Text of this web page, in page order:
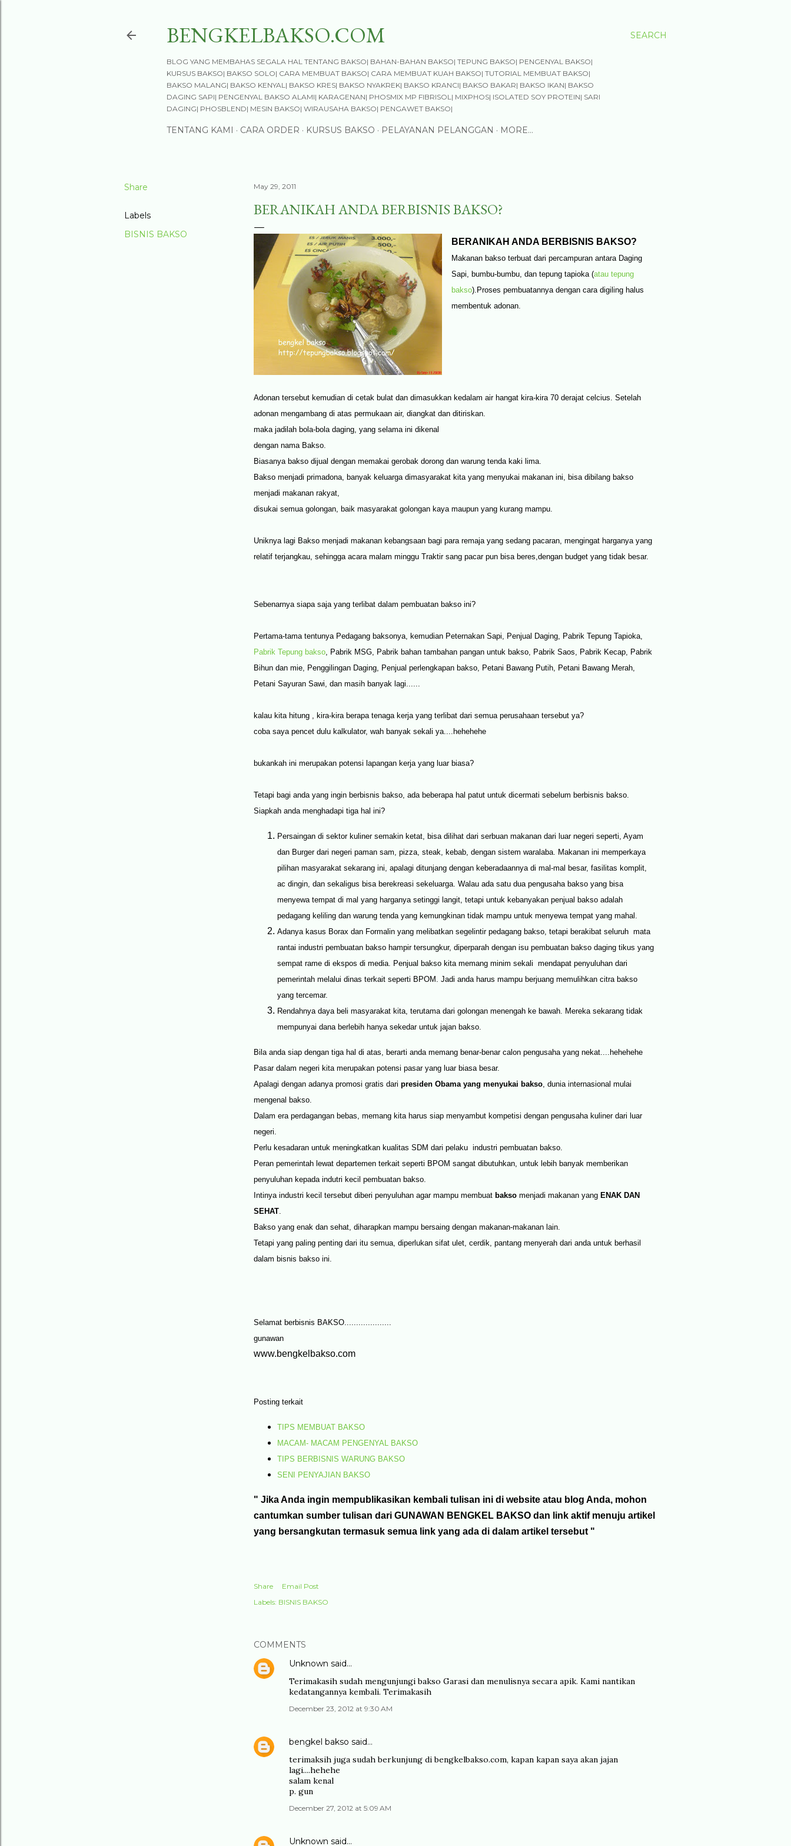
SEARCH
BENGKELBAKSO.COM
BLOG YANG MEMBAHAS SEGALA HAL TENTANG BAKSO| BAHAN-BAHAN BAKSO| TEPUNG BAKSO| PENGENYAL BAKSO|
KURSUS BAKSO| BAKSO SOLO| CARA MEMBUAT BAKSO| CARA MEMBUAT KUAH BAKSO| TUTORIAL MEMBUAT BAKSO|
BAKSO MALANG| BAKSO KENYAL| BAKSO KRES| BAKSO NYAKREK| BAKSO KRANCI| BAKSO BAKAR| BAKSO IKAN| BAKSO
DAGING SAPI| PENGENYAL BAKSO ALAMI| KARAGENAN| PHOSMIX MP FIBRISOL| MIXPHOS| ISOLATED SOY PROTEIN| SARI
DAGING| PHOSBLEND| MESIN BAKSO| WIRAUSAHA BAKSO| PENGAWET BAKSO|
TENTANG KAMI CARA ORDER KURSUS BAKSO PELAYANAN PELANGGAN MORE…
Share
Labels
BISNIS BAKSO
May 29, 2011
BERANIKAH ANDA BERBISNIS BAKSO?
BERANIKAH ANDA BERBISNIS BAKSO?
Makanan bakso terbuat dari percampuran antara Daging
Sapi, bumbu-bumbu, dan tepung tapioka (atau tepung
bakso).Proses pembuatannya dengan cara digiling halus
membentuk adonan.
Adonan tersebut kemudian di cetak bulat dan dimasukkan kedalam air hangat kira-kira 70 derajat celcius. Setelah
adonan mengambang di atas permukaan air, diangkat dan ditiriskan.
maka jadilah bola-bola daging, yang selama ini dikenal
dengan nama Bakso.
Biasanya bakso dijual dengan memakai gerobak dorong dan warung tenda kaki lima.
Bakso menjadi primadona, banyak keluarga dimasyarakat kita yang menyukai makanan ini, bisa dibilang bakso
menjadi makanan rakyat,
disukai semua golongan, baik masyarakat golongan kaya maupun yang kurang mampu.
Uniknya lagi Bakso menjadi makanan kebangsaan bagi para remaja yang sedang pacaran, mengingat harganya yang
relatif terjangkau, sehingga acara malam minggu Traktir sang pacar pun bisa beres,dengan budget yang tidak besar.
Sebenarnya siapa saja yang terlibat dalam pembuatan bakso ini?
Pertama-tama tentunya Pedagang baksonya, kemudian Peternakan Sapi, Penjual Daging, Pabrik Tepung Tapioka,
Pabrik Tepung bakso, Pabrik MSG, Pabrik bahan tambahan pangan untuk bakso, Pabrik Saos, Pabrik Kecap, Pabrik
Bihun dan mie, Penggilingan Daging, Penjual perlengkapan bakso, Petani Bawang Putih, Petani Bawang Merah,
Petani Sayuran Sawi, dan masih banyak lagi......
kalau kita hitung , kira-kira berapa tenaga kerja yang terlibat dari semua perusahaan tersebut ya?
coba saya pencet dulu kalkulator, wah banyak sekali ya....hehehehe
bukankah ini merupakan potensi lapangan kerja yang luar biasa?
Tetapi bagi anda yang ingin berbisnis bakso, ada beberapa hal patut untuk dicermati sebelum berbisnis bakso.
Siapkah anda menghadapi tiga hal ini?
Persaingan di sektor kuliner semakin ketat, bisa dilihat dari serbuan makanan dari luar negeri seperti, Ayam
dan Burger dari negeri paman sam, pizza, steak, kebab, dengan sistem waralaba. Makanan ini memperkaya
pilihan masyarakat sekarang ini, apalagi ditunjang dengan keberadaannya di mal-mal besar, fasilitas komplit,
ac dingin, dan sekaligus bisa berekreasi sekeluarga. Walau ada satu dua pengusaha bakso yang bisa
menyewa tempat di mal yang harganya setinggi langit, tetapi untuk kebanyakan penjual bakso adalah
pedagang keliling dan warung tenda yang kemungkinan tidak mampu untuk menyewa tempat yang mahal.
Adanya kasus Borax dan Formalin yang melibatkan segelintir pedagang bakso, tetapi berakibat seluruh mata
rantai industri pembuatan bakso hampir tersungkur, diperparah dengan isu pembuatan bakso daging tikus yang
sempat rame di ekspos di media. Penjual bakso kita memang minim sekali mendapat penyuluhan dari
pemerintah melalui dinas terkait seperti BPOM. Jadi anda harus mampu berjuang memulihkan citra bakso
yang tercemar.
Rendahnya daya beli masyarakat kita, terutama dari golongan menengah ke bawah. Mereka sekarang tidak
mempunyai dana berlebih hanya sekedar untuk jajan bakso.
Bila anda siap dengan tiga hal di atas, berarti anda memang benar-benar calon pengusaha yang nekat....hehehehe
Pasar dalam negeri kita merupakan potensi pasar yang luar biasa besar.
Apalagi dengan adanya promosi gratis dari presiden Obama yang menyukai bakso, dunia internasional mulai
mengenal bakso.
Dalam era perdagangan bebas, memang kita harus siap menyambut kompetisi dengan pengusaha kuliner dari luar
negeri.
Perlu kesadaran untuk meningkatkan kualitas SDM dari pelaku industri pembuatan bakso.
Peran pemerintah lewat departemen terkait seperti BPOM sangat dibutuhkan, untuk lebih banyak memberikan
penyuluhan kepada indutri kecil pembuatan bakso.
Intinya industri kecil tersebut diberi penyuluhan agar mampu membuat bakso menjadi makanan yang ENAK DAN
SEHAT.
Bakso yang enak dan sehat, diharapkan mampu bersaing dengan makanan-makanan lain.
Tetapi yang paling penting dari itu semua, diperlukan sifat ulet, cerdik, pantang menyerah dari anda untuk berhasil
dalam bisnis bakso ini.
Selamat berbisnis BAKSO....................
gunawan
www.bengkelbakso.com
Posting terkait
TIPS MEMBUAT BAKSO
MACAM- MACAM PENGENYAL BAKSO
TIPS BERBISNIS WARUNG BAKSO
SENI PENYAJIAN BAKSO
" Jika Anda ingin mempublikasikan kembali tulisan ini di website atau blog Anda, mohon
cantumkan sumber tulisan dari GUNAWAN BENGKEL BAKSO dan link aktif menuju artikel
yang bersangkutan termasuk semua link yang ada di dalam artikel tersebut "
Share
Email Post
Labels: BISNIS BAKSO
COMMENTS
Unknown said…
Terimakasih sudah mengunjungi bakso Garasi dan menulisnya secara apik. Kami nantikan
kedatangannya kembali. Terimakasih
December 23, 2012 at 9:30 AM
bengkel bakso said…
terimaksih juga sudah berkunjung di bengkelbakso.com, kapan kapan saya akan jajan
lagi....hehehe
salam kenal
p. gun
December 27, 2012 at 5:09 AM
Unknown said…